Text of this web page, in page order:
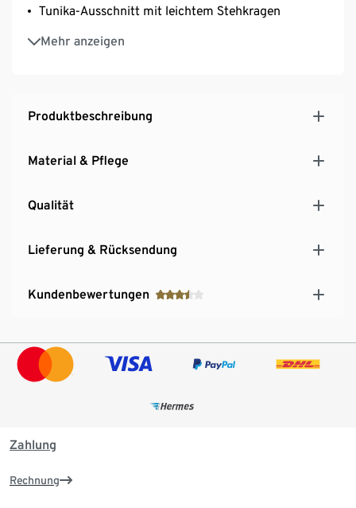
Tunika-Ausschnitt mit leichtem Stehkragen
Mehr anzeigen
Rückenpasse mit leichter Raffung
Ärmelabschluss mit geknöpfter Manschette
Produktbeschreibung
Material & Pflege
Qualität
Lieferung & Rücksendung
Kundenbewertungen
Zahlung
Rechnung